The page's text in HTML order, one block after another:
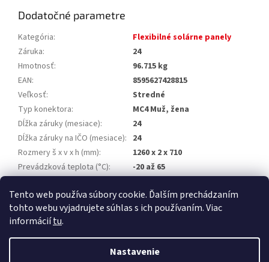
Tento web používa súbory cookie. Ďalším prechádzaním
tohto webu vyjadrujete súhlas s ich používaním. Viac
informáciítu.
Nastavenie
Dodatočné parametre
Kategória:
Flexibilné solárne panely
Záruka:
24
Hmotnosť:
96.715 kg
EAN:
8595627428815
Veľkosť:
Stredné
Typ konektora:
MC4 Muž, žena
Dĺžka záruky (mesiace):
24
Dĺžka záruky na IČO (mesiace): 24
Rozmery š x v x h (mm):
1260 x 2 x 710
Prevádzková teplota (°C):
-20 až 65
EAN: 8595627428815
Vytvoril Shoptet Premium